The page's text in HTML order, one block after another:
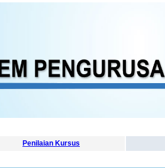
Penilaian Kursus